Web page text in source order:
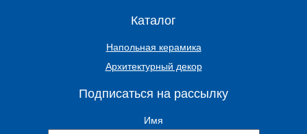
Каталог
Напольная керамика
Архитектурный декор
Подписаться на рассылку
Имя